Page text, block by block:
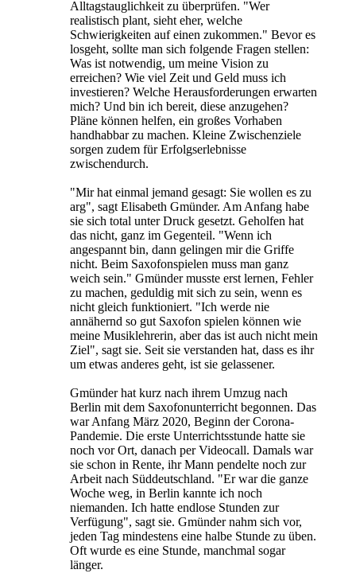
Alltagstauglichkeit zu überprüfen. "Wer
realistisch plant, sieht eher, welche
Schwierigkeiten auf einen zukommen." Bevor es
losgeht, sollte man sich folgende Fragen stellen:
Was ist notwendig, um meine Vision zu
erreichen? Wie viel Zeit und Geld muss ich
investieren? Welche Herausforderungen erwarten
mich? Und bin ich bereit, diese anzugehen?
Pläne können helfen, ein großes Vorhaben
handhabbar zu machen. Kleine Zwischenziele
sorgen zudem für Erfolgserlebnisse
zwischendurch.
"Mir hat einmal jemand gesagt: Sie wollen es zu
arg", sagt Elisabeth Gmünder. Am Anfang habe
sie sich total unter Druck gesetzt. Geholfen hat
das nicht, ganz im Gegenteil. "Wenn ich
angespannt bin, dann gelingen mir die Griffe
nicht. Beim Saxofonspielen muss man ganz
weich sein." Gmünder musste erst lernen, Fehler
zu machen, geduldig mit sich zu sein, wenn es
nicht gleich funktioniert. "Ich werde nie
annähernd so gut Saxofon spielen können wie
meine Musiklehrerin, aber das ist auch nicht mein
Ziel", sagt sie. Seit sie verstanden hat, dass es ihr
um etwas anderes geht, ist sie gelassener.
Gmünder hat kurz nach ihrem Umzug nach
Berlin mit dem Saxofonunterricht begonnen. Das
war Anfang März 2020, Beginn der Corona-
Pandemie. Die erste Unterrichtsstunde hatte sie
noch vor Ort, danach per Videocall. Damals war
sie schon in Rente, ihr Mann pendelte noch zur
Arbeit nach Süddeutschland. "Er war die ganze
Woche weg, in Berlin kannte ich noch
niemanden. Ich hatte endlose Stunden zur
Verfügung", sagt sie. Gmünder nahm sich vor,
jeden Tag mindestens eine halbe Stunde zu üben.
Oft wurde es eine Stunde, manchmal sogar
länger.